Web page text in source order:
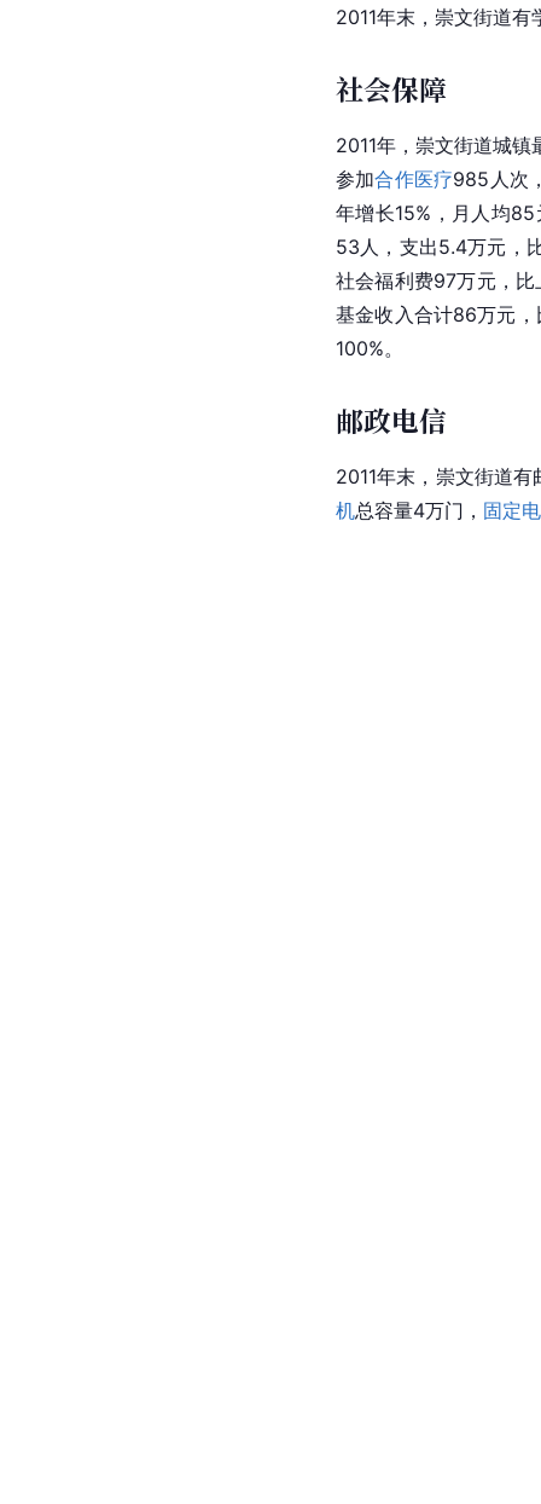
2011年末，崇文街道
社会保障
2011年，崇文街道城
参加合作医疗985人次
年增长15%，月人均
53人，支出5.4万元，
社会福利费97万元，
基金收入合计86万元
100%。
邮政电信
2011年末，崇文街道
机总容量4万门， 固定